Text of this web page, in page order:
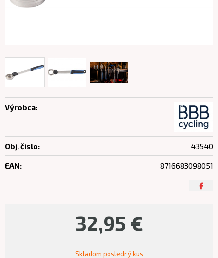
32,95 €
Skladom posledný kus
Výrobca:
Obj. čislo: 43540
EAN: 8716683098051